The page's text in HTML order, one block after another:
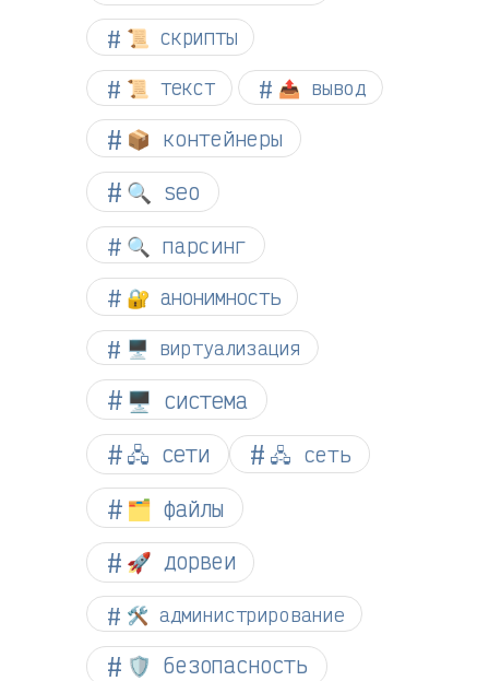
📜 скрипты
📜 текст 📤 вывод
📦 контейнеры
🔍 seo
🔍 парсинг
🔐 анонимность
🖥️ виртуализация
🖥️ система
🖧 сети
🖧 сеть
🗂️ файлы
🚀 дорвеи
🛠️ администрирование
🛡️ безопасность